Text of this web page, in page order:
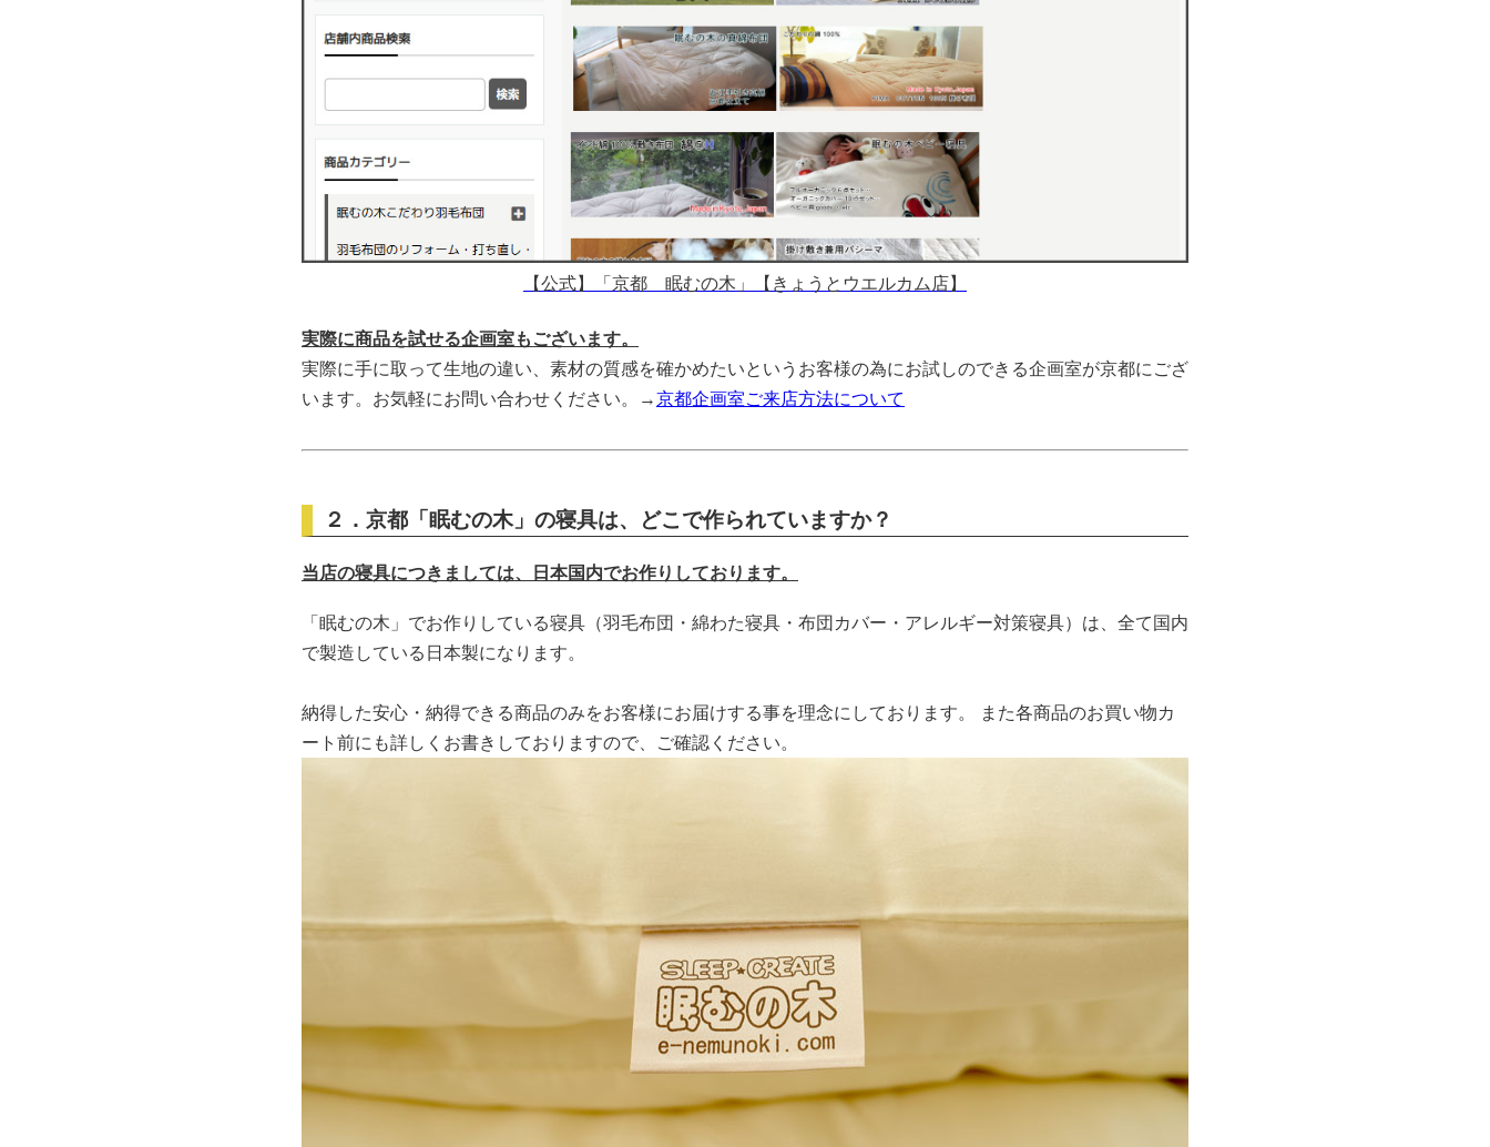
【公式】「京都 眠むの木」【きょうとウエルカム店】
実際に商品を試せる企画室もございます。
実際に手に取って生地の違い、素材の質感を確かめたいというお客様の為にお試しのできる企画室が京都にござ
います。お気軽にお問い合わせください。→京都企画室ご来店方法について
２．京都「眠むの木」の寝具は、どこで作られていますか？
当店の寝具につきましては、日本国内でお作りしております。
「眠むの木」でお作りしている寝具（羽毛布団・綿わた寝具・布団カバー・アレルギー対策寝具）は、全て国内
で製造している日本製になります。
納得した安心・納得できる商品のみをお客様にお届けする事を理念にしております。 また各商品のお買い物カ
ート前にも詳しくお書きしておりますので、ご確認ください。